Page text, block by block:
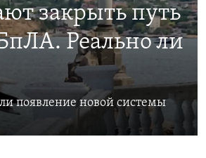
закрыть путь
Реально ли
появление новой системы